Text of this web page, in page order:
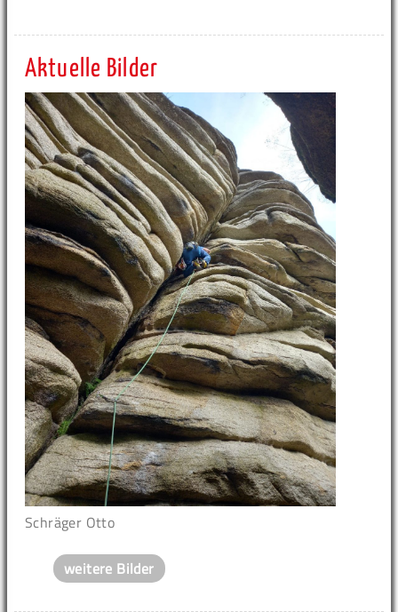
Aktuelle Bilder
Schräger Otto
weitere Bilder